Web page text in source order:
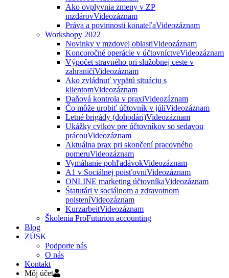
Ako ovplyvnia zmeny v ZP
mzdárovVideozáznam
Práva a povinnosti konateľaVideozáznam
Workshopy 2022
Novinky v mzdovej oblastiVideozáznam
Koncoročné operácie v účtovníctveVideozáznam
Výpočet stravného pri služobnej ceste v
zahraničíVideozáznam
Ako zvládnuť vypätú situáciu s
klientomVideozáznam
Daňová kontrola v praxiVideozáznam
Čo môže urobiť účtovník v júliVideozáznam
Letné brigády (dohodári)Videozáznam
Ukážky cvikov pre účtovníkov so sedavou
prácouVideozáznam
Aktuálna prax pri skončení pracovného
pomeruVideozáznam
Vymáhanie pohľadávokVideozáznam
A1 v Sociálnej poisťovniVideozáznam
ONLINE marketing účtovníkaVideozáznam
Štatutári v sociálnom a zdravotnom
poisteníVideozáznam
KurzarbeitVideozáznam
Školenia ProFuturion accounting
Blog
ZÚSK
Podporte nás
O nás
Kontakt
Môj účet